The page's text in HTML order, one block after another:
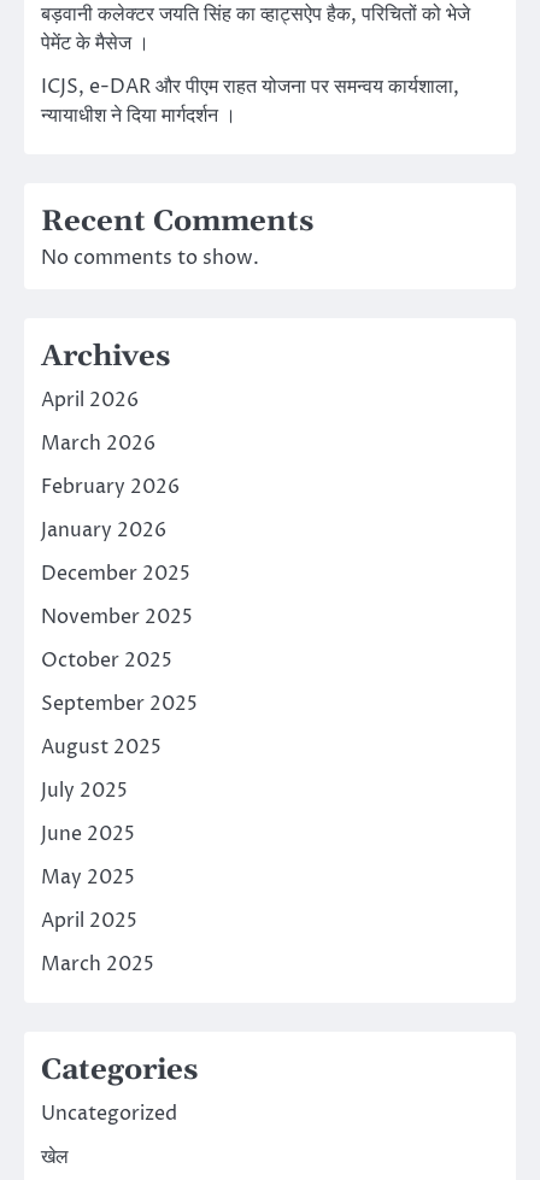
बड़वानी कलेक्टर जयति सिंह का व्हाट्सऐप हैक, परिचितों को भेजे
पेमेंट के मैसेज ।
ICJS, e-DAR और पीएम राहत योजना पर समन्वय कार्यशाला,
न्यायाधीश ने दिया मार्गदर्शन ।
Recent Comments
No comments to show.
Archives
April 2026
March 2026
February 2026
January 2026
December 2025
November 2025
October 2025
September 2025
August 2025
July 2025
June 2025
May 2025
April 2025
March 2025
Categories
Uncategorized
खेल